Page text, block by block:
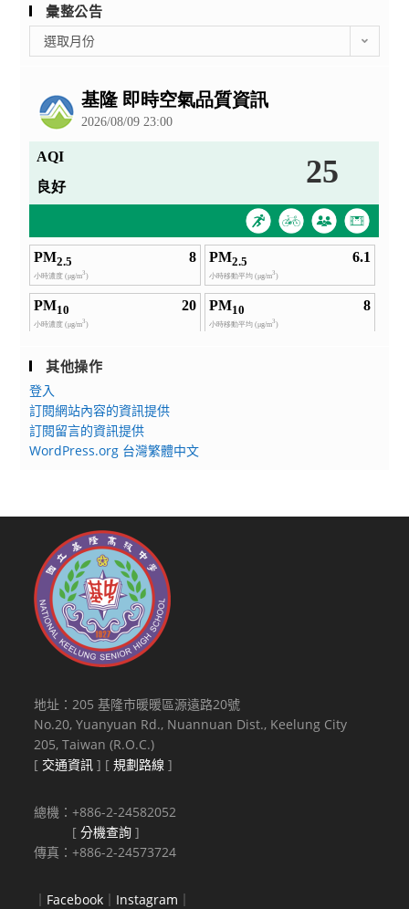
彙整公告
整
選取月份
其他操作
登入
訂閱網站內容的資訊提供
訂閱留言的資訊提供
WordPress.org 台灣繁體中文
地址：205 基隆市暖暖區源遠路20號
No.20, Yuanyuan Rd., Nuannuan Dist., Keelung City
205, Taiwan (R.O.C.)
[ 交通資訊 ] [規劃路線 ]
總機：+886-2-24582052
[分機查詢 ]
傳真：+886-2-24573724
｜ Facebook ｜ Instagram ｜